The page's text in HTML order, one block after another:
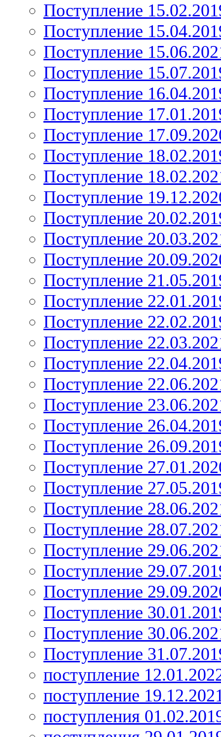
Поступление
Поступление
Поступление
Поступление
Поступление
Поступление
Поступление
Поступление
Поступление
Поступление
Поступление
Поступление
Поступление
Поступление
Поступление
Поступление
Поступление
Поступление
Поступление
Поступление
Поступление
Поступление
Поступление
Поступление
Поступление
Поступление
Поступление
Поступление
Поступление
Поступление
Поступление
Поступление
поступление
поступление
поступления